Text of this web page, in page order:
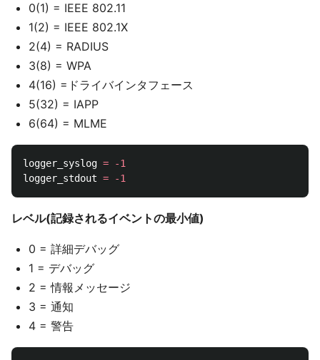
0(1) = IEEE 802.11
1(2) = IEEE 802.1X
2(4) = RADIUS
3(8) = WPA
4(16) =ドライバインタフェース
5(32) = IAPP
6(64) = MLME
logger_syslog =
-1
logger_stdout = -1
レベル(記録されるイベントの最小値)
0 = 詳細デバッグ
1 = デバッグ
2 = 情報メッセージ
3 = 通知
4 = 警告